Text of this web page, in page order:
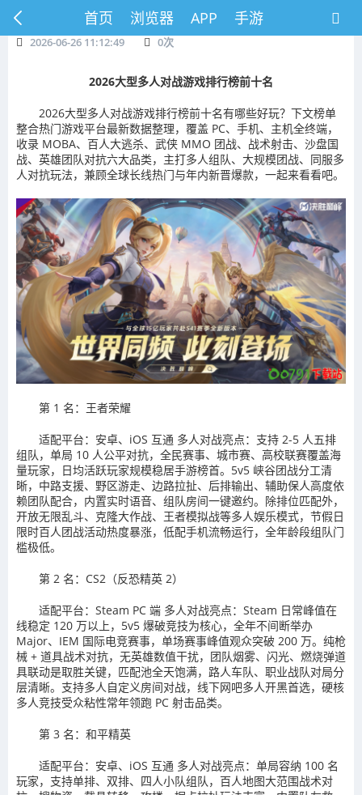
首页 浏览器 APP 手游
2026-06-26 11:12:49 0次
2026大型多人对战游戏排行榜前十名
2026大型多人对战游戏排行榜前十名有哪些好玩？下文榜单
整合热门游戏平台最新数据整理，覆盖 PC、手机、主机全终端，
收录 MOBA、百人大逃杀、武侠 MMO 团战、战术射击、沙盘国
战、英雄团队对抗六大品类，主打多人组队、大规模团战、同服多
人对抗玩法，兼顾全球长线热门与年内新晋爆款，一起来看看吧。
第 1 名：王者荣耀
适配平台：安卓、iOS 互通 多人对战亮点：支持 2-5 人五排
组队，单局 10 人公平对抗，全民赛事、城市赛、高校联赛覆盖海
量玩家，日均活跃玩家规模稳居手游榜首。5v5 峡谷团战分工清
晰，中路支援、野区游走、边路拉扯、后排输出、辅助保人高度依
赖团队配合，内置实时语音、组队房间一键邀约。除排位匹配外，
开放无限乱斗、克隆大作战、王者模拟战等多人娱乐模式，节假日
限时百人团战活动热度暴涨，低配手机流畅运行，全年龄段组队门
槛极低。
第 2 名：CS2（反恐精英 2）
适配平台：Steam PC 端 多人对战亮点：Steam 日常峰值在
线稳定 120 万以上，5v5 爆破竞技为核心，全年不间断举办
Major、IEM 国际电竞赛事，单场赛事峰值观众突破 200 万。纯枪
械 + 道具战术对抗，无英雄数值干扰，团队烟雾、闪光、燃烧弹道
具联动是取胜关键，匹配池全天饱满，路人车队、职业战队对局分
层清晰。支持多人自定义房间对战，线下网吧多人开黑首选，硬核
多人竞技受众粘性常年领跑 PC 射击品类。
第 3 名：和平精英
适配平台：安卓、iOS 互通 多人对战亮点：单局容纳 100 名
玩家，支持单排、双排、四人小队组队，百人地图大范围战术对